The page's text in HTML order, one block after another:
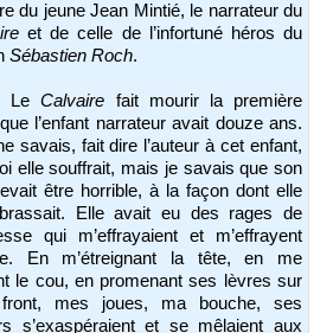
du jeune Jean Mintié, le narrateur du
et de celle de l’infortuné héros du
Sébastien Roch.
LeCalvaire fait mourir la première
l’enfant narrateur avait douze ans.
savais, fait dire l’auteur à cet enfant,
elle souffrait, mais je savais que son
être horrible, à la façon dont elle
Elle avait eu des rages de
qui m’effrayaient et m’effrayent
En m’étreignant la tête, en me
le cou, en promenant ses lèvres sur
mes joues, ma bouche, ses
s’exaspéraient et se mêlaient aux